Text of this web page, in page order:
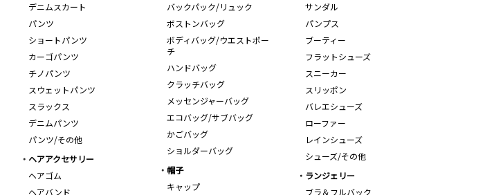
デニムスカート
パンツ
ショートパンツ
カーゴパンツ
チノパンツ
スウェットパンツ
スラックス
デニムパンツ
パンツ/その他
バックパック/リュック
ボストンバッグ
ボディバッグ/ウエストポー
チ
ハンドバッグ
クラッチバッグ
メッセンジャーバッグ
エコバッグ/サブバッグ
かごバッグ
ショルダーバッグ
サンダル
パンプス
ブーティー
フラットシューズ
スニーカー
スリッポン
バレエシューズ
ローファー
レインシューズ
シューズ/その他
ヘアアクセサリー
ヘアゴム
ヘアバンド
帽子
キャップ
ランジェリー
ブラ＆フルバック